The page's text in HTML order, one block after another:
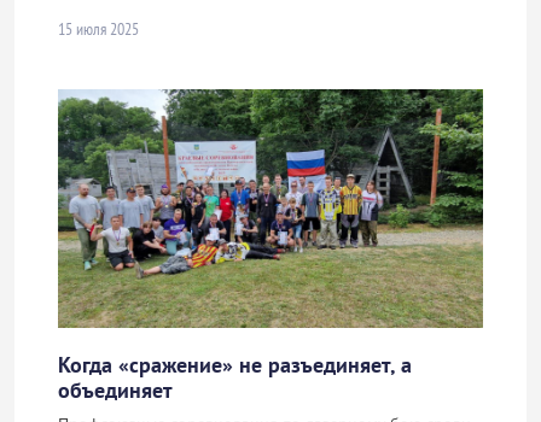
15 июля 2025
Когда «сражение» не разъединяет, а
объединяет